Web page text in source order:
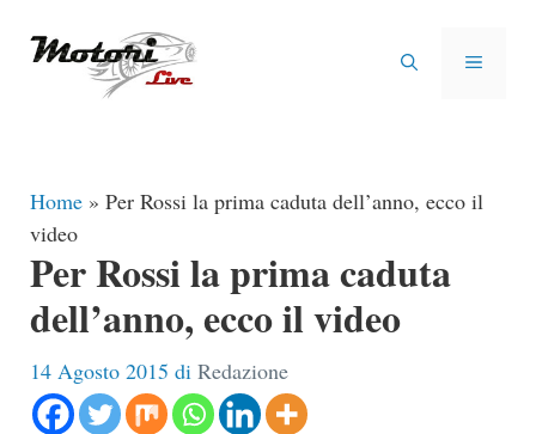
MENU
Home » Per Rossi la prima caduta dell’anno, ecco il
video
Per Rossi la prima caduta
dell’anno, ecco il video
14 Agosto 2015 di Redazione